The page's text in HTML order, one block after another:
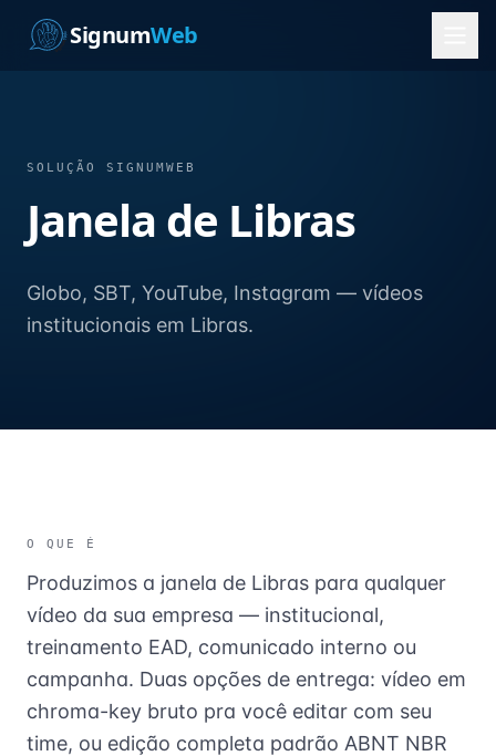
SignumWeb
SOLUÇÃO SIGNUMWEB
Janela de Libras
Globo, SBT, YouTube, Instagram — vídeos
institucionais em Libras.
O QUE É
Produzimos a janela de Libras para qualquer
vídeo da sua empresa — institucional,
treinamento EAD, comunicado interno ou
campanha. Duas opções de entrega: vídeo em
chroma-key bruto pra você editar com seu
time, ou edição completa padrão ABNT NBR